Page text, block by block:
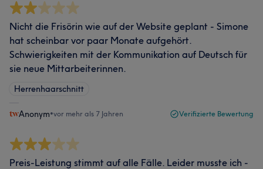
Nicht die Frisörin wie auf der Website geplant - Simone
hat scheinbar vor paar Monate aufgehört.
Schwierigkeiten mit der Kommunikation auf Deutsch für
sie neue Mittarbeiterinnen.
Herrenhaarschnitt
Anonym•vor mehr als 7 Jahren Verifizierte Bewertung
Preis-Leistung stimmt auf alle Fälle. Leider musste ich -